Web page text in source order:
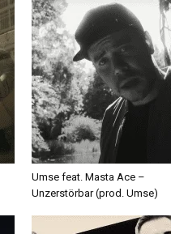
Umse feat. Masta Ace –
Unzerstörbar (prod. Umse)